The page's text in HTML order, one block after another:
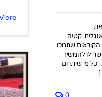
קטיה
הקוראים שתמכו
לו להמשיך
כל מי שיתרום